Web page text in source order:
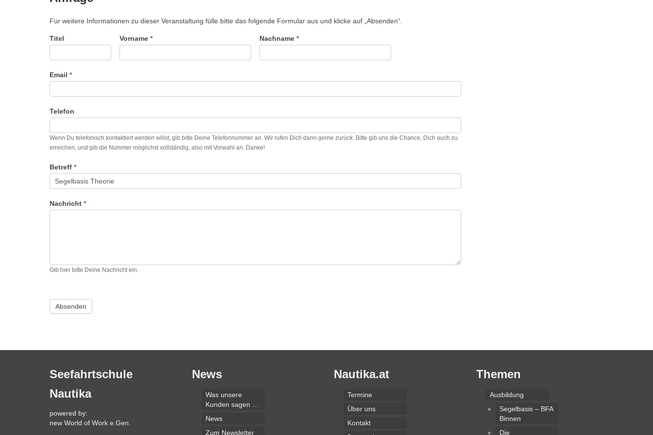
Für weitere Informationen zu dieser Veranstaltung fülle bitte das folgende Formular aus und klicke auf „Absenden“.
Titel Vorname* Nachname*
Email *
Telefon
Wenn Du telefonisch kontaktiert werden willst, gib bitte Deine Telefonnummer an. Wir rufen Dich dann gerne zurück. Bitte gib uns die Chance, Dich auch zu
erreichen, und gib die Nummer möglichst vollständig, also mit Vorwahl an. Danke!
Betreff *
Nachricht *
Gib hier bitte Deine Nachricht ein.
Seefahrtschule
Nautika
powered by:
new World of Work e.Gen.
News
Was unsere
Kunden sagen …
News
Zum Newsletter
Nautika.at
Termine
Über uns
Kontakt
Themen
Ausbildung
Segelbasis – BFA
Binnen
Die